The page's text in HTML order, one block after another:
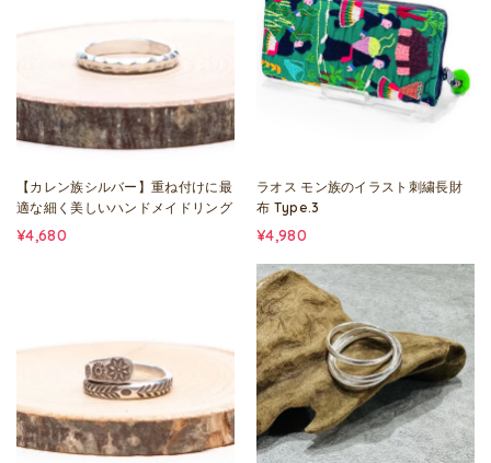
【カレン族シルバー】重ね付けに最
適な細く美しいハンドメイドリング
¥4,680
ラオス モン族のイラスト刺繍長財
布 Type.3
¥4,980